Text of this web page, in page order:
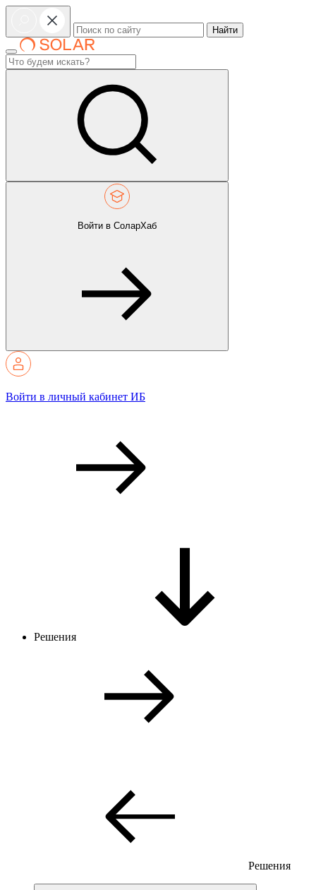
Найти
Войти в СоларХаб
Войти в личный кабинет ИБ
Решения
Решения